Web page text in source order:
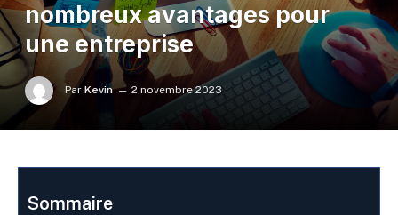
nombreux avantages pour
une entreprise
Par Kevin 2 novembre 2023
Sommaire